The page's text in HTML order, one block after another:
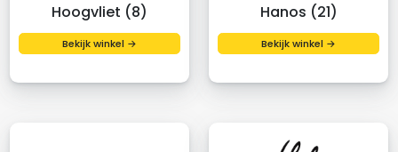
Hoogvliet (8)
Bekijk winkel →
Hanos (21)
Bekijk winkel →